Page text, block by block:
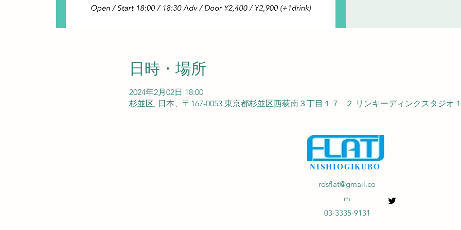
日時・場所
2024年2月02日 18:00
杉並区, 日本、〒167-0053 東京都杉並区西荻南３丁目１７−２ リンキーディンクスタジオ
rdsflat@gmail.co
m
03-3335-9131
NISHIOGIKUBO